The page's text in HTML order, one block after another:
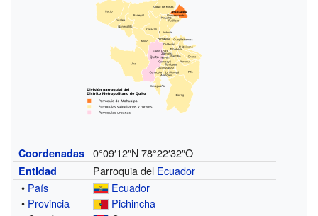
Coordenadas 0°09′12″N 78°22′32″O
Entidad Parroquia del Ecuador
• País
Ecuador
• Provincia
Pichincha